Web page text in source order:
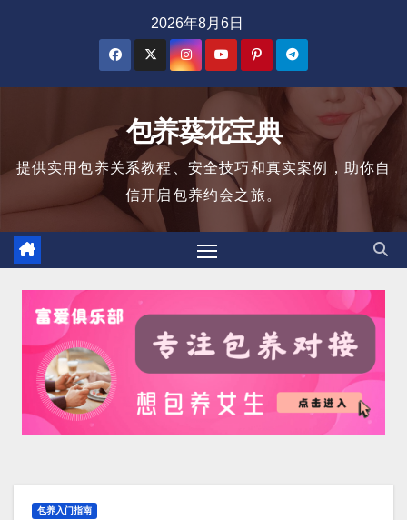
2026年8月6日
包养葵花宝典
提供实用包养关系教程、安全技巧和真实案例，助你自
信开启包养约会之旅。
包养入门指南